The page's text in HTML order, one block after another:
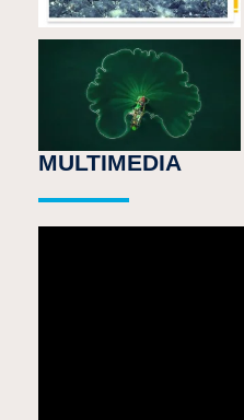
MULTIMEDIA